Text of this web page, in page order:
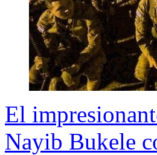
El
Nayib Bukele